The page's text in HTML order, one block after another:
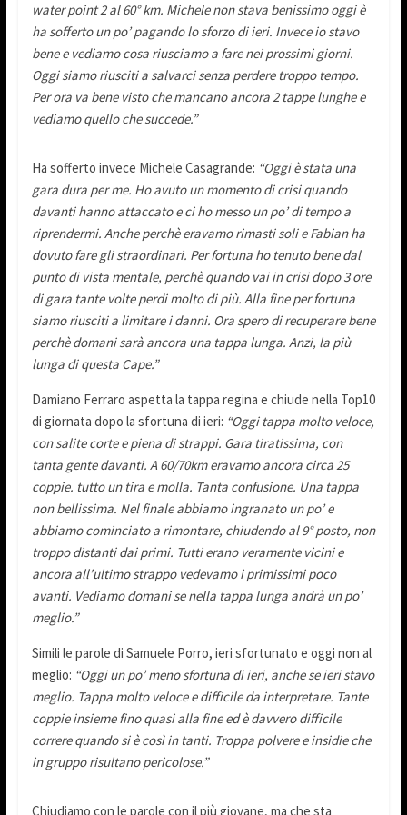
water point 2 al 60° km. Michele non stava benissimo oggi è
ha sofferto un po’ pagando lo sforzo di ieri. Invece io stavo
bene e vediamo cosa riusciamo a fare nei prossimi giorni.
Oggi siamo riusciti a salvarci senza perdere troppo tempo.
Per ora va bene visto che mancano ancora 2 tappe lunghe e
vediamo quello che succede.”
Ha sofferto invece Michele Casagrande: “Oggi è stata una
gara dura per me. Ho avuto un momento di crisi quando
davanti hanno attaccato e ci ho messo un po’ di tempo a
riprendermi. Anche perchè eravamo rimasti soli e Fabian ha
dovuto fare gli straordinari. Per fortuna ho tenuto bene dal
punto di vista mentale, perchè quando vai in crisi dopo 3 ore
di gara tante volte perdi molto di più. Alla fine per fortuna
siamo riusciti a limitare i danni. Ora spero di recuperare bene
perchè domani sarà ancora una tappa lunga. Anzi, la più
lunga di questa Cape.”
Damiano Ferraro aspetta la tappa regina e chiude nella Top10
di giornata dopo la sfortuna di ieri: “Oggi tappa molto veloce,
con salite corte e piena di strappi. Gara tiratissima, con
tanta gente davanti. A 60/70km eravamo ancora circa 25
coppie. tutto un tira e molla. Tanta confusione. Una tappa
non bellissima. Nel finale abbiamo ingranato un po’ e
abbiamo cominciato a rimontare, chiudendo al 9° posto, non
troppo distanti dai primi. Tutti erano veramente vicini e
ancora all’ultimo strappo vedevamo i primissimi poco
avanti. Vediamo domani se nella tappa lunga andrà un po’
meglio.”
Simili le parole di Samuele Porro, ieri sfortunato e oggi non al
meglio: “Oggi un po’ meno sfortuna di ieri, anche se ieri stavo
meglio. Tappa molto veloce e difficile da interpretare. Tante
coppie insieme fino quasi alla fine ed è davvero difficile
correre quando si è così in tanti. Troppa polvere e insidie che
in gruppo risultano pericolose.”
Chiudiamo con le parole con il più giovane, ma che sta